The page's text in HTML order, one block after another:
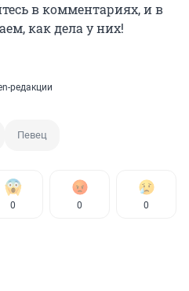
в комментариях, и в
как дела у них!
редакции
Певец
0 0 0